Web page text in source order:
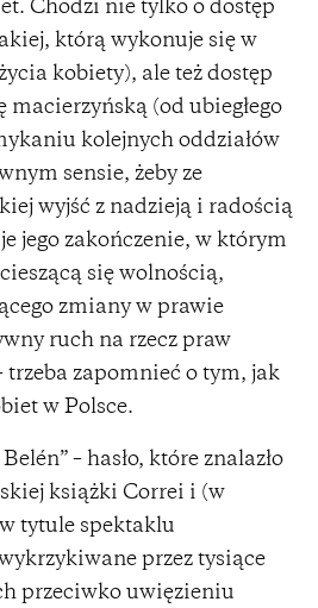
Chodzi nie tylko o dostęp
którą wykonuje się w
kobiety), ale też dostęp
(od ubiegłego
kolejnych oddziałów
sensie, żeby ze
wyjść z nadzieją i radością
jego zakończenie, w którym
się wolnością,
zmiany w prawie
ruch na rzecz praw
trzeba zapomnieć o tym, jak
w Polsce.
– hasło, które znalazło
książki Correi i (w
tytule spektaklu
przez tysiące
przeciwko uwięzieniu